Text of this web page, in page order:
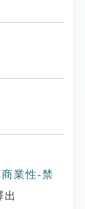
業性-禁
出